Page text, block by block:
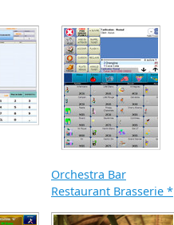
Orchestra Bar
Restaurant Brasserie *